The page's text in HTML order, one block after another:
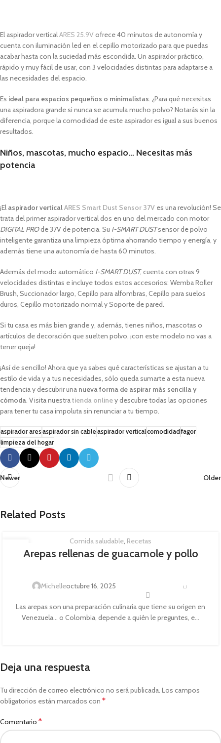
El aspirador verticalARES 25.9Vofrece 40 minutos de autonomía y
cuenta con iluminación led en el cepillo motorizado para que puedas
acabar hasta con la suciedad más escondida. Un aspirador práctico,
rápido y muy fácil de usar, con 3 velocidades distintas para adaptarse a
las necesidades del espacio.
Es ideal para espacios pequeños o minimalistas. ¿Para qué necesitas
una aspiradora grande si nunca se acumula mucho polvo? Notarás sin la
diferencia, porque la comodidad de este aspirador es igual a sus buenos
resultados.
Niños, mascotas, mucho espacio… Necesitas más
potencia
¡El aspirador verticalARES Smart Dust Sensor 37V es una revolución! Se
trata del primer aspirador vertical dos en uno del mercado con motor
DIGITAL PROde 37V de potencia. Su I-SMART DUSTsensor de polvo
inteligente garantiza una limpieza óptima ahorrando tiempo y energía, y
además tiene una autonomía de hasta 60 minutos.
Además del modo automático I-SMART DUST, cuenta con otras 9
velocidades distintas e incluye todos estos accesorios: Wemba Roller
Brush, Succionador largo, Cepillo para alfombras, Cepillo para suelos
duros, Cepillo motorizado normal y Soporte de pared.
Si tu casa es más bien grande y, además, tienes niños, mascotas o
artículos de decoración que suelten polvo, ¡con este modelo no vas a
tener queja!
¡Así de sencillo! Ahora que ya sabes qué características se ajustan a tu
estilo de vida y a tus necesidades, sólo queda sumarte a esta nueva
tendencia y descubrir una nueva forma de aspirar más sencilla y
cómoda. Visita nuestratienda onliney descubre todas las opciones
para tener tu casa impoluta sin renunciar a tu tiempo.
aspirador ares aspirador sin cable aspirador verticalcomodidad fagor
limpieza del hogar
Newer Older
Related Posts
Comida saludable, Recetas
Arepas rellenas de guacamole y pollo
Michelleoctubre 16, 2025
Las arepas son una preparación culinaria que tiene su origen en
Venezuela... o Colombia, depende a quién le preguntes, e...
Deja una respuesta
Tu dirección de correo electrónico no será publicada. Los campos
obligatorios están marcados con *
Comentario *